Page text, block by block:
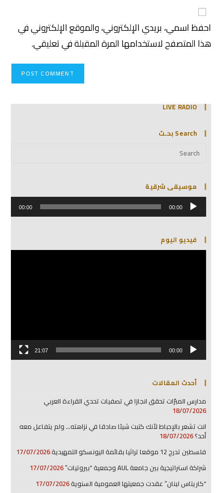
احفظ اسمي، بريدي الإلكتروني، والموقع الإلكتروني في
هذا المتصفح لاستخدامها المرة المقبلة في تعليقي.
LIVE RADIO
Search بحـث
موسيقى شرقية
مشغل
الصوت 00:00
00:00
فيديو اليوم
مشغل
00:00
21:07
أحدث المقالات
مدارس المبرّات تحقق انجازا في تصفيات تحدي القراءة العربي
18/07/2026
انت تشعر بالإحباط لأنك كتبت شيئا صادقا في نزاهته… ولم يتفاعل معه
أحد؟18/07/2026
فلسطين تدرج 12 موقعا تراثيا بقائمة اليونسكو التمهيدية
17/07/2026
شراكة استراتيجية بين جامعة AUL وجمعية “بيروتيات”
17/07/2026
“كاريتاس لبنان” عقدت جمعيتها العمومية السنوية17/07/2026